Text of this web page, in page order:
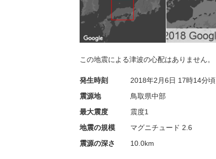
この地震による津波の心配はありません。
発生時刻 2018年2月6日 17時14分頃
震源地
鳥取県中部
最大震度
震度1
地震の規模
マグニチュード 2.6
震源の深さ
10.0km